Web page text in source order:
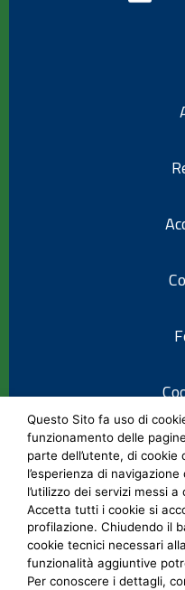
Questo Sito fa uso di
funzionamento delle
parte dell’utente, di
l’esperienza di
l’utilizzo dei servizi messi
Accetta tutti i cookie si
profilazione. Chiudendo il
cookie tecnici necessari
funzionalità aggiuntive
Per conoscere i dettagli,